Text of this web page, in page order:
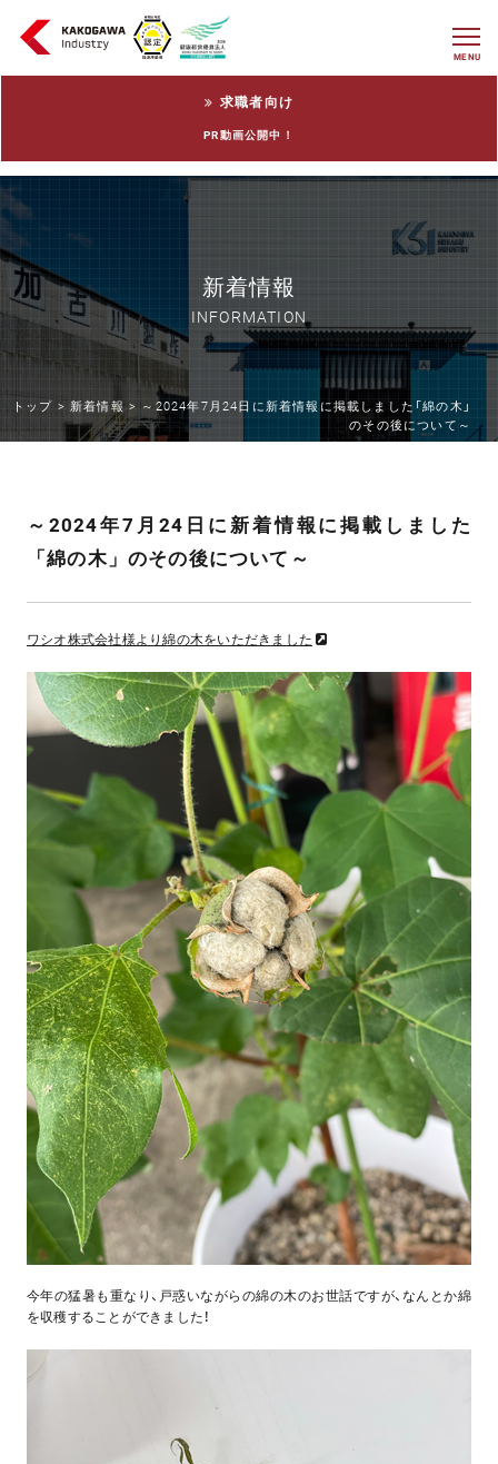
MENU
求職者向け
PR動画公開中！
新着情報
INFORMATION
トップ > 新着情報 >
～2024年7月24日に新着情報に掲載しました「綿の木」
のその後について～
～2024年7月24日に新着情報に掲載しました
「綿の木」のその後について～
ワシオ株式会社様より綿の木をいただきました
今年の猛暑も重なり、戸惑いながらの綿の木のお世話ですが、なんとか綿
を収穫することができました！